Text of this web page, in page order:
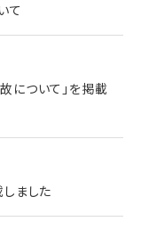
て
について」を掲載
ました